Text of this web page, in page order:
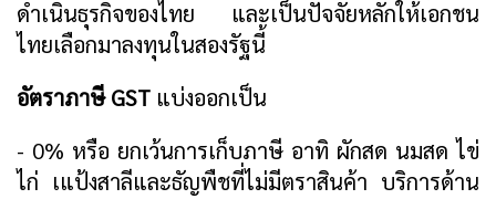
ดำเนินธุรกิจของไทย และเป็นปัจจัยหลักให้เอกชน
ไทยเลือกมาลงทุนในสองรัฐนี้
อัตราภาษี GST แบ่งออกเป็น
- 0% หรือ ยกเว้นการเก็บภาษี อาทิ ผักสด นมสด ไข่
ไก่ เแป้งสาลีและธัญพืชที่ไม่มีตราสินค้า บริการด้าน